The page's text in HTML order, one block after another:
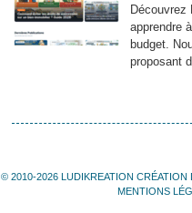
Découvrez
apprendre
budget.
proposant
© 2010-2026 LUDIKREATION CRÉATION
MENTIONS